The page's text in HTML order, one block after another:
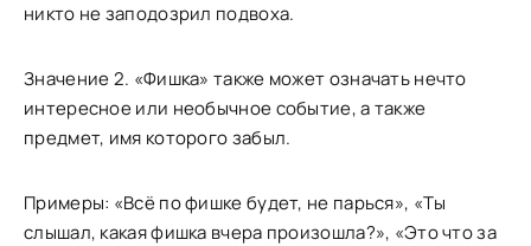
никто не заподозрил подвоха.
Значение 2. «Фишка» также может означать нечто
интересное или необычное событие, а также
предмет, имя которого забыл.
Примеры: «Всё по фишке будет, не парься», «Ты
слышал, какая фишка вчера произошла?», «Это что за